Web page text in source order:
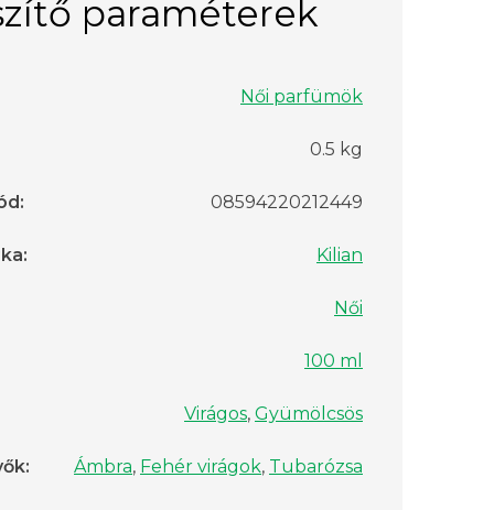
paraméterek
Női parfümök
0.5 kg
: 08594220212449
: Kilian
Női
100 ml
Virágos, Gyümölcsös
: Ámbra, Fehér virágok, Tubarózsa